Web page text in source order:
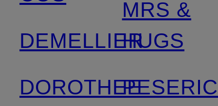
DEMELLIER
DOROTHEE
MRS &
HUGS